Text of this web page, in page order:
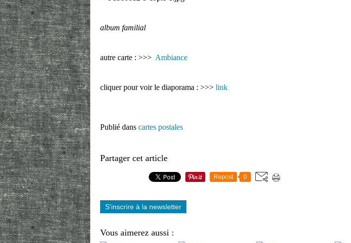
album familial
autre carte : >>> Ambiance
cliquer pour voir le diaporama : >>> link
Publié dans cartes postales
Partager cet article
Repost 0
S'inscrire à la newsletter
Vous aimerez aussi :